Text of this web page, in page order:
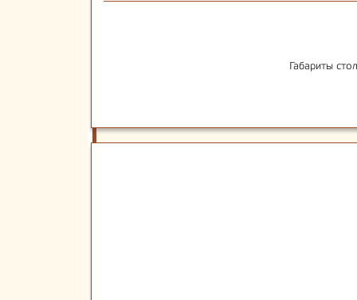
Габариты